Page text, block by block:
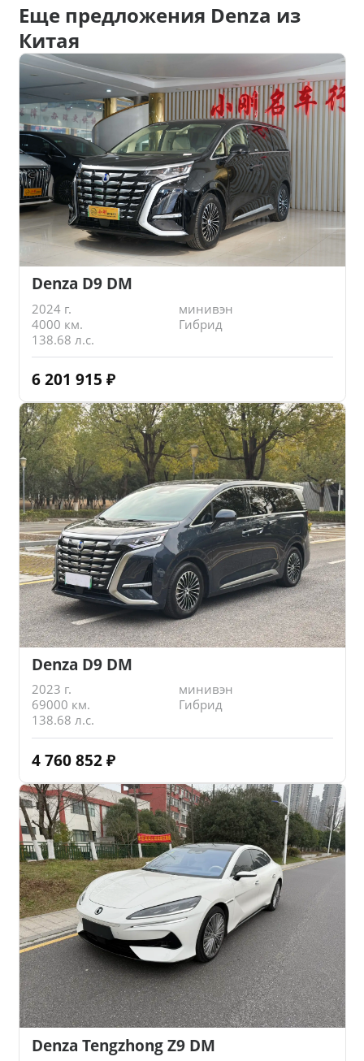
Еще предложения Denza из
Китая
Denza D9 DM
2024 г.
минивэн
4000 км.
Гибрид
138.68 л.с.
6 201 915 ₽
Denza D9 DM
2023 г.
минивэн
69000 км.
Гибрид
138.68 л.с.
4 760 852 ₽
Denza Tengzhong Z9 DM